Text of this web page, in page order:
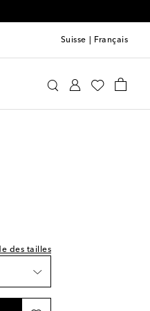
Suisse Français
des tailles